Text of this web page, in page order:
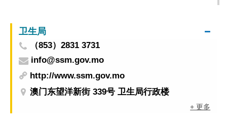
卫生局
（853）2831 3731
info@ssm.gov.mo
http://www.ssm.gov.mo
澳门东望洋新街 339号 卫生局行政楼
+ 更多